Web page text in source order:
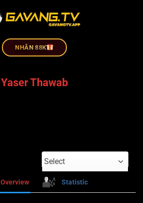
NHÂN 88K
Yaser Thawab
Select
Overview Statistic